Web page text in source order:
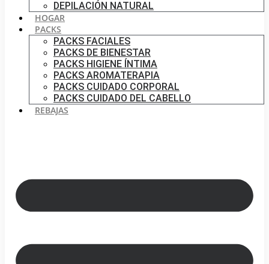
DEPILACIÓN NATURAL
HOGAR
PACKS
PACKS FACIALES
PACKS DE BIENESTAR
PACKS HIGIENE ÍNTIMA
PACKS AROMATERAPIA
PACKS CUIDADO CORPORAL
PACKS CUIDADO DEL CABELLO
REBAJAS